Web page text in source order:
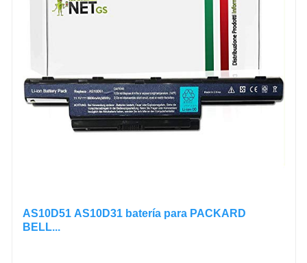
AS10D51 AS10D31 batería para PACKARD
BELL...